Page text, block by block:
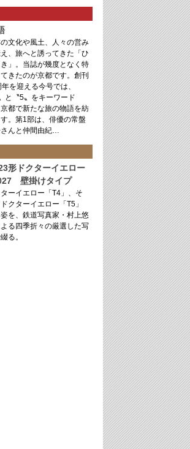
の文化や風土、人々の営み
、旅へと誘ってきた「ひ
き」。当誌が幾度となく特
きたのが京都です。創刊
を迎える今号では、
と〝5〟をキーワード
都で新たな旅の物語を紡
す。第1部は、俳優の常盤
んと仲間由紀…
形ドクターイエロー
壁掛けタイプ
ターイエロー「T4」、そ
クターイエロー「T5」
を、鉄道写真家・村上悠
る四季折々の厳選した写
る。